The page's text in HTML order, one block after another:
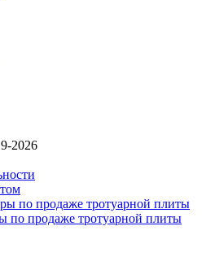
2026
по продаже тротуарной плиты